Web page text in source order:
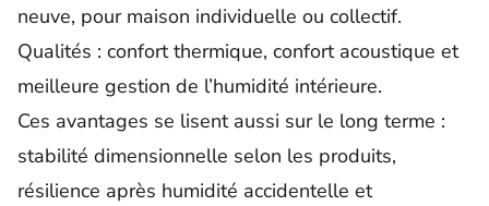
neuve, pour maison individuelle ou collectif.
Qualités : confort thermique, confort acoustique et
meilleure gestion de l’humidité intérieure.
Ces avantages se lisent aussi sur le long terme :
stabilité dimensionnelle selon les produits,
résilience après humidité accidentelle et